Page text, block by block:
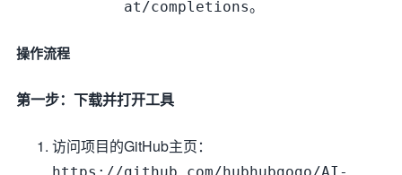
at/completions。
操作流程
第一步：下载并打开工具
访问项目的GitHub主页：
https://github.com/hubhubgogo/AI-